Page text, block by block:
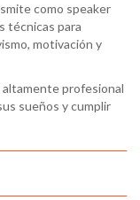
como speaker
técnicas para
motivación y
profesional
sueños y cumplir